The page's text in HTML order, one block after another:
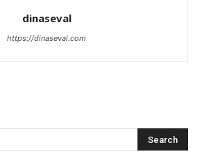
dinaseval
https://dinaseval.com